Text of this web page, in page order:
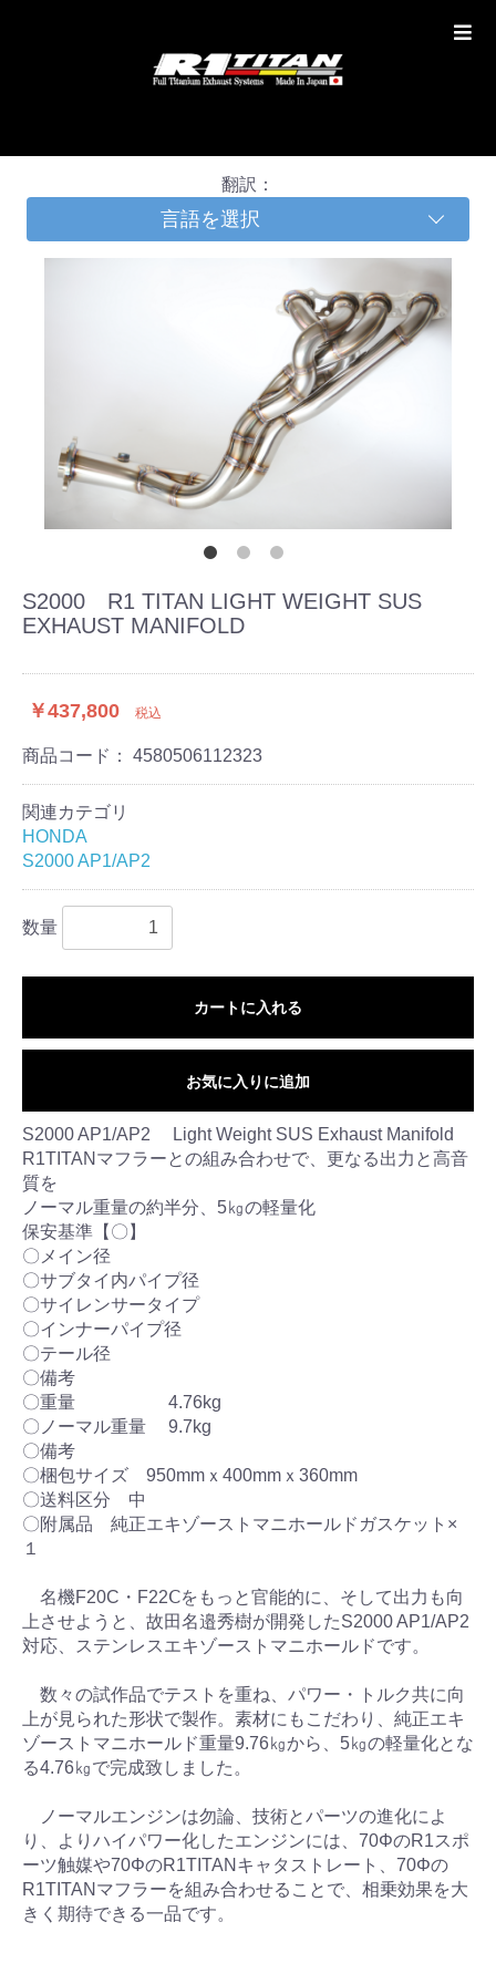
翻訳：
言語を選択
S2000 R1 TITAN LIGHT WEIGHT SUS
EXHAUST MANIFOLD
￥437,800 税込
商品コード： 4580506112323
関連カテゴリ
HONDA
S2000 AP1/AP2
数量
カートに入れる
お気に入りに追加
S2000 AP1/AP2 Light Weight SUS Exhaust Manifold
R1TITANマフラーとの組み合わせで、更なる出力と高音
質を
ノーマル重量の約半分、5㎏の軽量化
保安基準【〇】
〇メイン径
〇サブタイ内パイプ径
〇サイレンサータイプ
〇インナーパイプ径
〇テール径
〇備考
〇重量 4.76kg
〇ノーマル重量 9.7kg
〇備考
〇梱包サイズ 950mmｘ400mmｘ360mm
〇送料区分 中
〇附属品 純正エキゾーストマニホールドガスケット×
１
名機F20C・F22Ⅽをもっと官能的に、そして出力も向
上させようと、故田名邉秀樹が開発したS2000 AP1/AP2
対応、ステンレスエキゾーストマニホールドです。
数々の試作品でテストを重ね、パワー・トルク共に向
上が見られた形状で製作。素材にもこだわり、純正エキ
ゾーストマニホールド重量9.76㎏から、5㎏の軽量化とな
る4.76㎏で完成致しました。
ノーマルエンジンは勿論、技術とパーツの進化によ
り、よりハイパワー化したエンジンには、70ΦのR1スポ
ーツ触媒や70ΦのR1TITANキャタストレート、70Φの
R1TITANマフラーを組み合わせることで、相乗効果を大
きく期待できる一品です。